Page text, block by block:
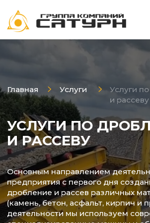
Основным направлением деятельности нашего
предприятия с первого дня создания является
дробление и рассев различных материалов
(камень, бетон, асфальт, кирпич и прочее). В своей
деятельности мы используем современные
специализированные машины и оборудование,
позволяющие выполнять работы, как в условиях
производственной базы, так и на строительных
площадках Заказчика.
Порядок проведения работ определяется исходя
из технического задания и условий. Это же
является основой для расчёта стоимости услуг.
УСЛУГИ ПО ДРОБЛЕНИЮ
И РАССЕВУ